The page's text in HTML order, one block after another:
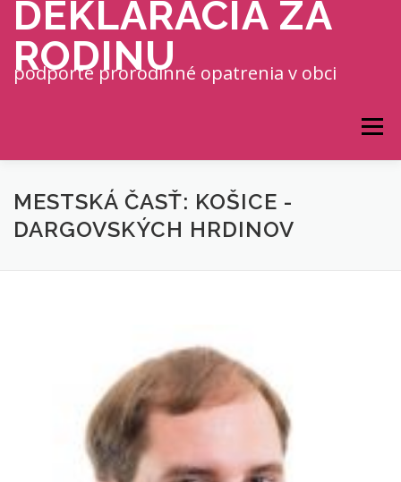
Prejsť na obsah
DEKLARÁCIA ZA
RODINU
podporte prorodinné opatrenia v obci
Menu
MESTSKÁ ČASŤ: KOŠICE -
DARGOVSKÝCH HRDINOV